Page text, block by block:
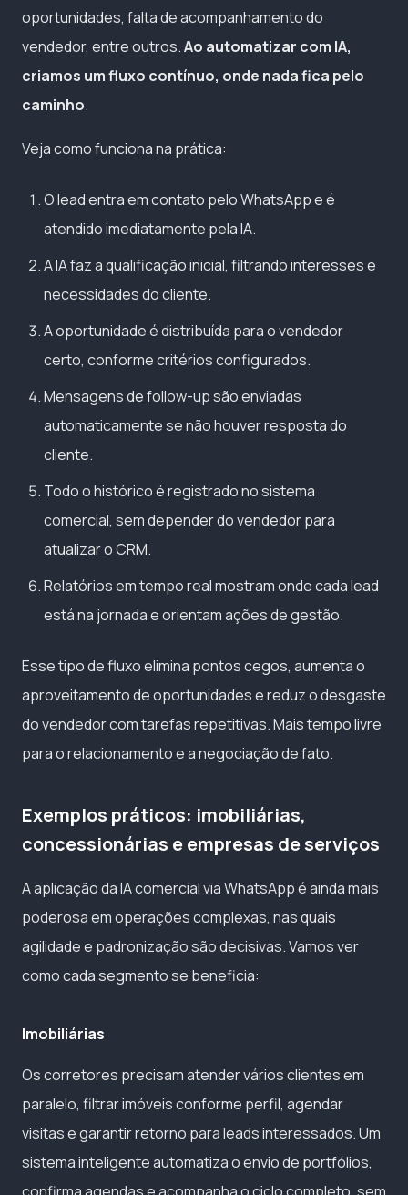
oportunidades, falta de acompanhamento do
vendedor, entre outros.Ao automatizar com IA,
criamos um fluxo contínuo, onde nada fica pelo
caminho.
Veja como funciona na prática:
O lead entra em contato pelo WhatsApp e é
atendido imediatamente pela IA.
A IA faz a qualificação inicial, filtrando interesses e
necessidades do cliente.
A oportunidade é distribuída para o vendedor
certo, conforme critérios configurados.
Mensagens de follow-up são enviadas
automaticamente se não houver resposta do
cliente.
Todo o histórico é registrado no sistema
comercial, sem depender do vendedor para
atualizar o CRM.
Relatórios em tempo real mostram onde cada lead
está na jornada e orientam ações de gestão.
Esse tipo de fluxo elimina pontos cegos, aumenta o
aproveitamento de oportunidades e reduz o desgaste
do vendedor com tarefas repetitivas. Mais tempo livre
para o relacionamento e a negociação de fato.
Exemplos práticos: imobiliárias,
concessionárias e empresas de serviços
A aplicação da IA comercial via WhatsApp é ainda mais
poderosa em operações complexas, nas quais
agilidade e padronização são decisivas. Vamos ver
como cada segmento se beneficia:
Imobiliárias
Os corretores precisam atender vários clientes em
paralelo, filtrar imóveis conforme perfil, agendar
visitas e garantir retorno para leads interessados. Um
sistema inteligente automatiza o envio de portfólios,